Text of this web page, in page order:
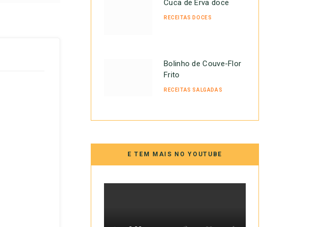
Cuca de Erva doce
RECEITAS DOCES
Bolinho de Couve-Flor
Frito
RECEITAS SALGADAS
E TEM MAIS NO YOUTUBE